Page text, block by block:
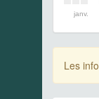
janv.
Les